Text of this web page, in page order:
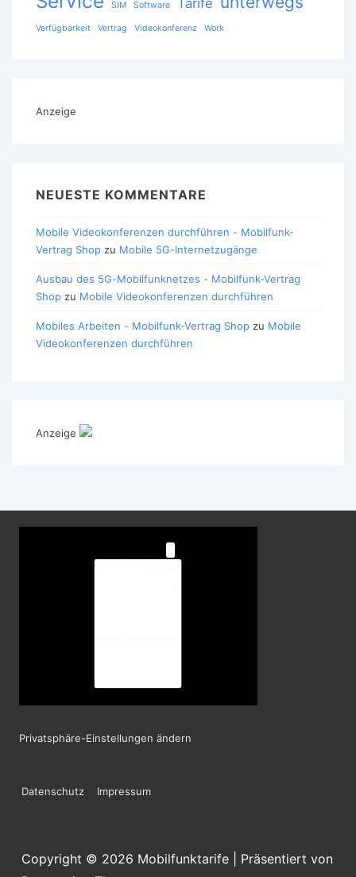
SIM Software
Verfügbarkeit Vertrag Videokonferenz Work
Anzeige
NEUESTE KOMMENTARE
Mobile Videokonferenzen durchführen - Mobilfunk-
Vertrag Shop zu Mobile 5G-Internetzugänge
Ausbau des 5G-Mobilfunknetzes - Mobilfunk-Vertrag
Shop zu Mobile Videokonferenzen durchführen
Mobiles Arbeiten - Mobilfunk-Vertrag Shop zu Mobile
Videokonferenzen durchführen
Anzeige
Privatsphäre-Einstellungen ändern
Footer-
Datenschutz Impressum
Copyright © 2026 Mobilfunktarife
| Präsentiert von